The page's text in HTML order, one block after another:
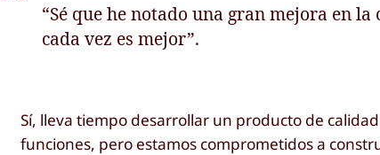
“Sé que he notado una gran mejora en
cada vez es mejor”.
Sí, lleva tiempo desarrollar un producto de
funciones, pero estamos comprometidos a